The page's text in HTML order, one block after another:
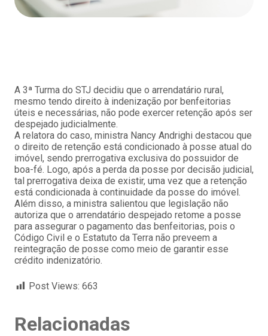
A 3ª Turma do STJ decidiu que o arrendatário rural,
mesmo tendo direito à indenização por benfeitorias
úteis e necessárias, não pode exercer retenção após ser
despejado judicialmente.
A relatora do caso, ministra Nancy Andrighi destacou que
o direito de retenção está condicionado à posse atual do
imóvel, sendo prerrogativa exclusiva do possuidor de
boa-fé. Logo, após a perda da posse por decisão judicial,
tal prerrogativa deixa de existir, uma vez que a retenção
está condicionada à continuidade da posse do imóvel.
Além disso, a ministra salientou que legislação não
autoriza que o arrendatário despejado retome a posse
para assegurar o pagamento das benfeitorias, pois o
Código Civil e o Estatuto da Terra não preveem a
reintegração de posse como meio de garantir esse
crédito indenizatório.
Post Views: 663
Relacionadas